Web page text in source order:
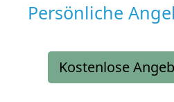
Persönliche
Kostenlose